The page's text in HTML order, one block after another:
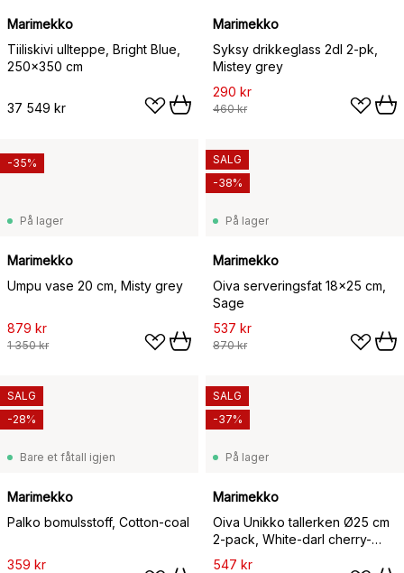
Marimekko
Tiiliskivi ullteppe, Bright Blue,
250x350 cm
37 549 kr
Marimekko
Syksy drikkeglass 2dl 2-pk,
Mistey grey
290 kr
460 kr
På lager
Marimekko
Umpu vase 20 cm, Misty grey
879 kr
1 350 kr
-35%
På lager
Marimekko
Oiva serveringsfat 18x25 cm,
Sage
537 kr
870 kr
SALG
-38%
Bare et fåtall igjen
Marimekko
Palko bomulsstoff, Cotton-coal
359 kr
SALG
-28%
På lager
Marimekko
Oiva Unikko tallerken Ø25 cm
2-pack, White-darl cherry-
brown
547 kr
SALG
-37%